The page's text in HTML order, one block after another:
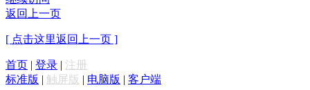
返回上一页
[ 点击这里返回上一页 ]
首页 | 登录 | 注册
标准版 | 触屏版 | 电脑版 | 客户端